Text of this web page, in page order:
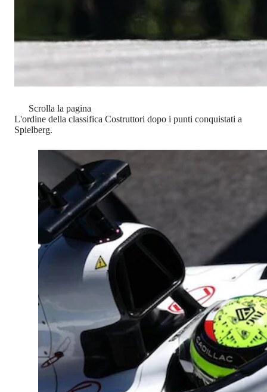
Scrolla la pagina
L'ordine della classifica Costruttori dopo i punti conquistati a
Spielberg.